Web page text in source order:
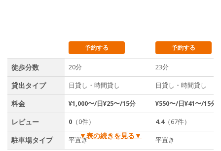
予約する 予約する
徒歩分数 20分 23分
貸出タイプ 日貸し・時間貸し 日貸し・時間貸し
料金 ¥1,000〜/日¥25〜/15分 ¥550〜/日¥41〜/15分
レビュー 0 （0件） 4.4（67件）
駐車場タイプ 平置き 平置き
▼表の続きを見る▼